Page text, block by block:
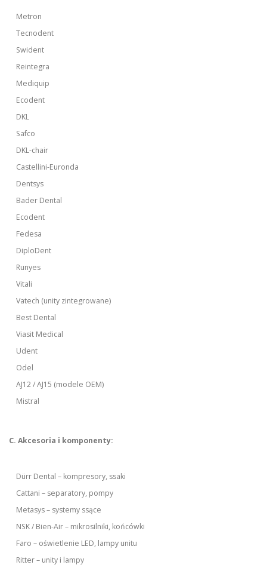
Metron
Tecnodent
Swident
Reintegra
Mediquip
Ecodent
DKL
Safco
DKL-chair
Castellini-Euronda
Dentsys
Bader Dental
Ecodent
Fedesa
DiploDent
Runyes
Vitali
Vatech (unity zintegrowane)
Best Dental
Viasit Medical
Udent
Odel
AJ12 / AJ15 (modele OEM)
Mistral
C. Akcesoria i komponenty:
Dürr Dental – kompresory, ssaki
Cattani – separatory, pompy
Metasys – systemy ssące
NSK / Bien-Air – mikrosilniki, końcówki
Faro – oświetlenie LED, lampy unitu
Ritter – unity i lampy